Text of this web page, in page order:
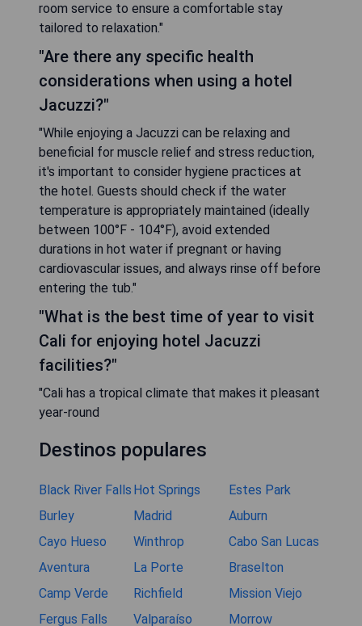
room service to ensure a comfortable stay
tailored to relaxation."
"Are there any specific health
considerations when using a hotel
Jacuzzi?"
"While enjoying a Jacuzzi can be relaxing and
beneficial for muscle relief and stress reduction,
it's important to consider hygiene practices at
the hotel. Guests should check if the water
temperature is appropriately maintained (ideally
between 100°F - 104°F), avoid extended
durations in hot water if pregnant or having
cardiovascular issues, and always rinse off before
entering the tub."
"What is the best time of year to visit
Cali for enjoying hotel Jacuzzi
facilities?"
"Cali has a tropical climate that makes it pleasant
year-round
Destinos populares
Black River Falls Hot Springs
Estes Park
Burley
Madrid
Auburn
Cayo Hueso
Winthrop
Cabo San Lucas
Aventura
La Porte
Braselton
Camp Verde
Richfield
Mission Viejo
Fergus Falls
Valparaíso Morrow